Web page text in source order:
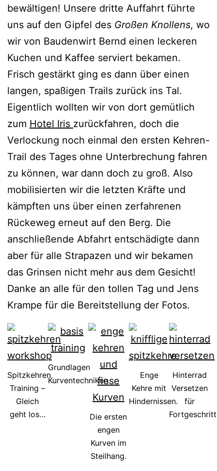
bewältigen! Unsere dritte Auffahrt führte
uns auf den Gipfel des Großen Knollens, wo
wir von Baudenwirt Bernd einen leckeren
Kuchen und Kaffee serviert bekamen.
Frisch gestärkt ging es dann über einen
langen, spaßigen Trails zurück ins Tal.
Eigentlich wollten wir von dort gemütlich
zum Hotel Iris zurückfahren, doch die
Verlockung noch einmal den ersten Kehren-
Trail des Tages ohne Unterbrechung fahren
zu können, war dann doch zu groß. Also
mobilisierten wir die letzten Kräfte und
kämpften uns über einen zerfahrenen
Rückeweg erneut auf den Berg. Die
anschließende Abfahrt entschädigte dann
aber für alle Strapazen und wir bekamen
das Grinsen nicht mehr aus dem Gesicht!
Danke an alle für den tollen Tag und Jens
Krampe für die Bereitstellung der Fotos.
Spitzkehren
Training –
Gleich
geht los…
Grundlagen
Kurventechniken.
Die ersten
engen
Kurven im
Steilhang.
Enge
Kehre mit
Hindernissen.
Hinterrad
Versetzen
für